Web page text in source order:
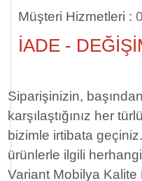
Müşteri Hizmetleri :
İADE -
Siparişinizin,
karşılaştığınız her
bizimle irtibata
ürünlerle ilgili
Variant Mobilya Kalite